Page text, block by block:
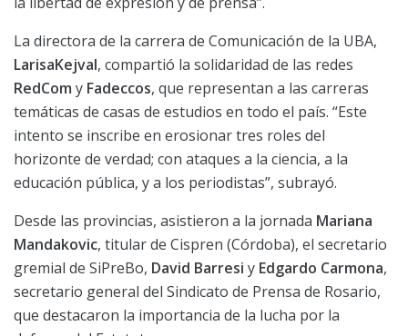
La directora de la carrera de Comunicación de la UBA,
LarisaKejval, compartió la solidaridad de las redes
RedCom y Fadeccos, que representan a las carreras
temáticas de casas de estudios en todo el país. “Este
intento se inscribe en erosionar tres roles del
horizonte de verdad; con ataques a la ciencia, a la
educación pública, y a los periodistas”, subrayó.
Desde las provincias, asistieron a la jornada Mariana
Mandakovic, titular de Cispren (Córdoba), el secretario
gremial de SiPreBo, David Barresi y Edgardo Carmona,
secretario general del Sindicato de Prensa de Rosario,
que destacaron la importancia de la lucha por la